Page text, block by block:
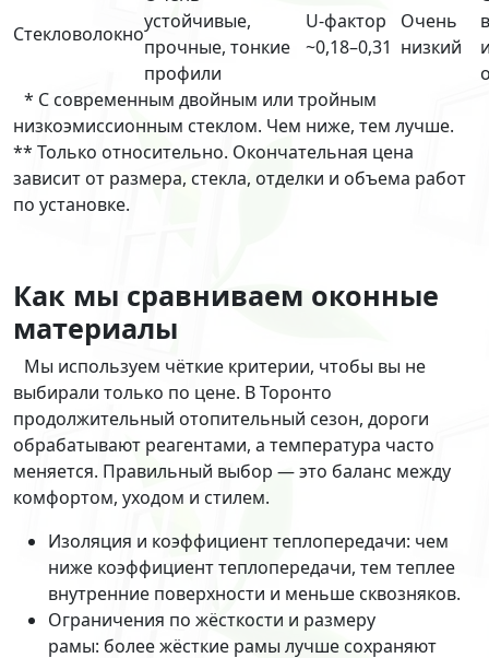
Стекловолокно
устойчивые,
прочные, тонкие
профили
U-фактор
~0,18–0,31
Очень
низкий
* С современным двойным или тройным
низкоэмиссионным стеклом. Чем ниже, тем лучше.
** Только относительно. Окончательная цена
зависит от размера, стекла, отделки и объема работ
по установке.
Как мы сравниваем оконные
материалы
Мы используем чёткие критерии, чтобы вы не
выбирали только по цене. В Торонто
продолжительный отопительный сезон, дороги
обрабатывают реагентами, а температура часто
меняется. Правильный выбор — это баланс между
комфортом, уходом и стилем.
Изоляция и коэффициент теплопередачи: чем
ниже коэффициент теплопередачи, тем теплее
внутренние поверхности и меньше сквозняков.
Ограничения по жёсткости и размеру
рамы: более жёсткие рамы лучше сохраняют